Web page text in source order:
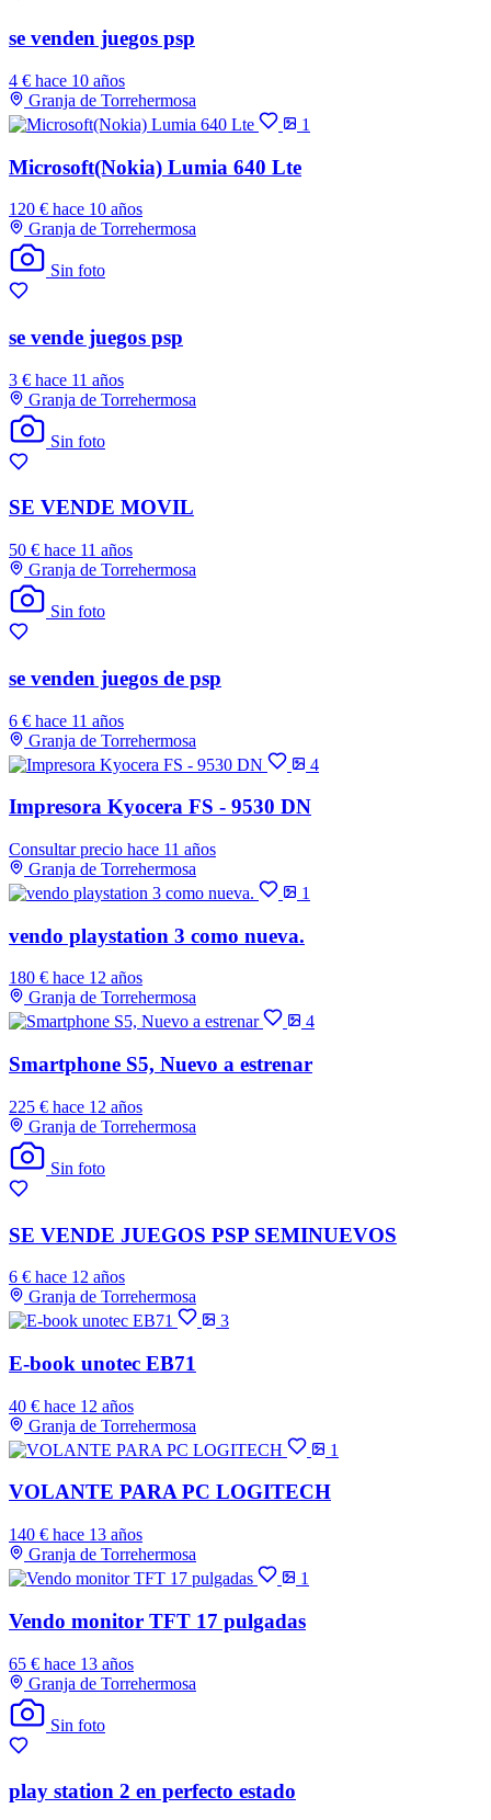
se venden juegos psp
4 € hace 10 años
Granja de Torrehermosa
1
Microsoft(Nokia) Lumia 640 Lte
120 € hace 10 años
Granja de Torrehermosa
Sin foto
se vende juegos psp
3 € hace 11 años
Granja de Torrehermosa
Sin foto
SE VENDE MOVIL
50 € hace 11 años
Granja de Torrehermosa
Sin foto
se venden juegos de psp
6 € hace 11 años
Granja de Torrehermosa
4
Impresora Kyocera FS - 9530 DN
Consultar precio hace 11 años
Granja de Torrehermosa
1
vendo playstation 3 como nueva.
180 € hace 12 años
Granja de Torrehermosa
4
Smartphone S5, Nuevo a estrenar
225 € hace 12 años
Granja de Torrehermosa
Sin foto
SE VENDE JUEGOS PSP SEMINUEVOS
6 € hace 12 años
Granja de Torrehermosa
3
E-book unotec EB71
40 € hace 12 años
Granja de Torrehermosa
1
VOLANTE PARA PC LOGITECH
140 € hace 13 años
Granja de Torrehermosa
1
Vendo monitor TFT 17 pulgadas
65 € hace 13 años
Granja de Torrehermosa
Sin foto
play station 2 en perfecto estado